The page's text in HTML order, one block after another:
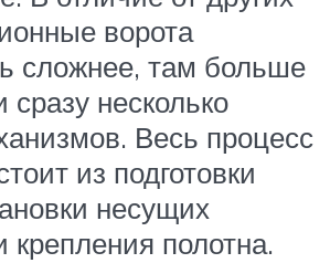
ворота
сложнее, там больше
несколько
Весь процесс
из подготовки
несущих
крепления полотна.